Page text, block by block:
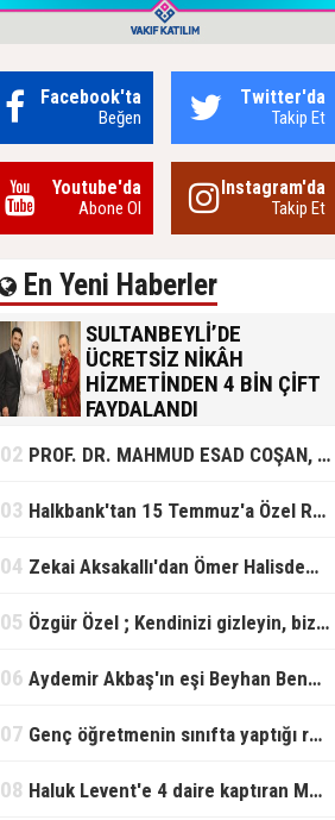
Facebook'ta
Beğen
Twitter'da
Takip Et
Youtube'da
Abone Ol
Instagram'da
Takip Et
En Yeni Haberler
SULTANBEYLİ’DE
ÜCRETSİZ NİKÂH
HİZMETİNDEN 4 BİN ÇİFT
FAYDALANDI
olan gençlere destek amacıyla
başlattığı ücretsiz nikâh hizmetini
başlattıklarını belirten Sultanbeyli
ücretsiz hizmet vermenin
02 PROF. DR. MAHMUD ESAD COŞAN, DOĞUMUNUN HİCRÎ 91. YILINDA ELAZIĞ'DA YÂD EDİLECEK
03 Halkbank'tan 15 Temmuz'a Özel Reklam Filmi: "İrade Bizim, Zafer Bizim"
04 Zekai Aksakallı'dan Ömer Halisdemir'e 'vefa' ziyareti!
05 Özgür Özel ; Kendinizi gizleyin, bizden işaret bekleyin
06 Aydemir Akbaş'ın eşi Beyhan Benek Akbaş hayatını kaybetti
07 Genç öğretmenin sınıfta yaptığı rezil paylaşım
08 Haluk Levent'e 4 daire kaptıran Müteahhit soluğu savcılıkta aldı